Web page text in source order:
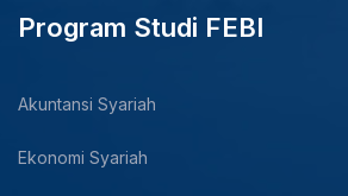
Program Studi FEBI
Akuntansi Syariah
Ekonomi Syariah